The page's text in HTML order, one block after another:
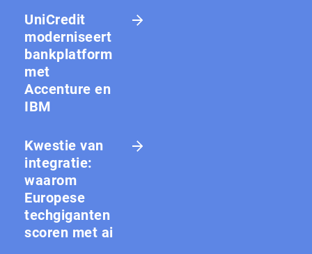
UniCredit
moderniseert
bankplatform
met
Accenture en
IBM
Kwestie van
integratie:
waarom
Europese
techgiganten
scoren met ai